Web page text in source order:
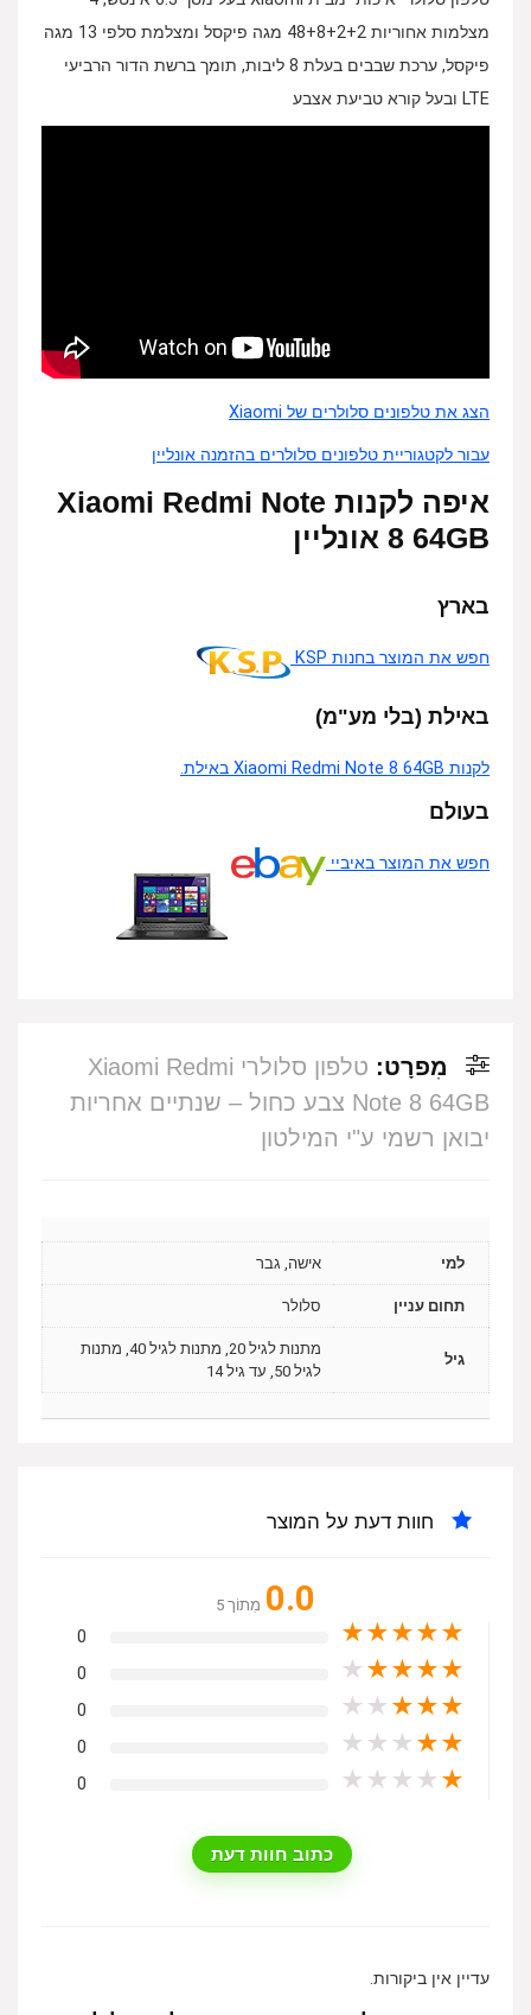
מצלמות אחוריות 48+8+2+2 מגה פיקסל ומצלמת סלפי 13 מגה
פיקסל, ערכת שבבים בעלת 8 ליבות, תומך ברשת הדור הרביעי
LTE ובעל קורא טביעת אצבע
הצג את טלפונים סלולרים של Xiaomi
עבור לקטגוריית טלפונים סלולרים בהזמנה אונליין
איפה לקנות Xiaomi Redmi Note
8 64GB אונליין
בארץ
חפש את המוצר בחנות KSP
באילת (בלי מע"מ)
לקנות Xiaomi Redmi Note 8 64GB באילת.
בעולם
חפש את המוצר באיביי
מִפרָט:
טלפון סלולרי Xiaomi Redmi
Note 8 64GB צבע כחול – שנתיים אחריות
יבואן רשמי ע"י המילטון
למי אישה, גבר
תחום עניין סלולר
גיל
מתנות לגיל 20, מתנות לגיל 40, מתנות
לגיל 50, עד גיל 14
חוות דעת על המוצר
0.0 מִתוֹך 5
★
★
★
★
★
0
★
★
★
★
★
0
★
★
★
★
★
0
★
★
★
★
★
0
★
★
★
★
★
0
כתוב חוות דעת
עדיין אין ביקורות.